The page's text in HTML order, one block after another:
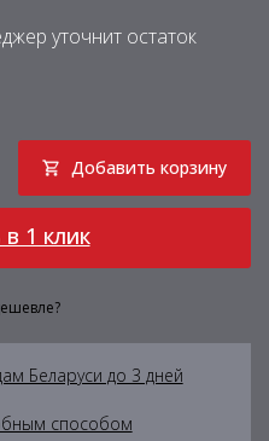
уточнит остаток
Добавить корзину
1 клик
Беларуси до 3 дней
способом